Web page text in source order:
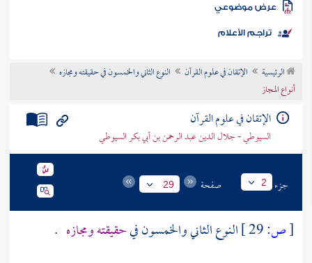
الكتب
موضوعي
تراجم الأعلام
الرئيسية الإتقان في علوم القرآن
النوع الثاني والخمسون في حقيقته ومجازه
أنواع المجاز
الإتقان في علوم القرآن
السيوطي - جلال الدين عبد الرحمن بن أبي بكر السيوطي
جزء 2 صفحة 29
[ص: النوع الثاني والخمسون فيحقيقته ومجازه .